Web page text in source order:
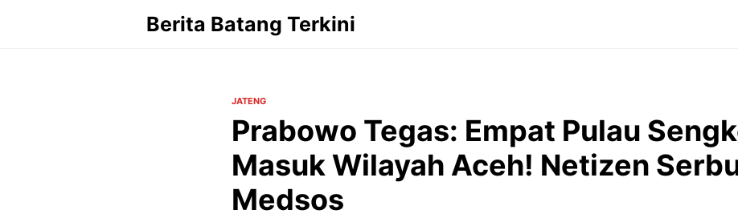
Berita Batang Terkini
JATENG
Prabowo Tegas: Empat Pulau
Masuk Wilayah Aceh! Netizen
Medsos